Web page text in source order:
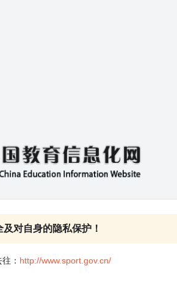
对自身的隐私保护！
： http://www.sport.gov.cn/